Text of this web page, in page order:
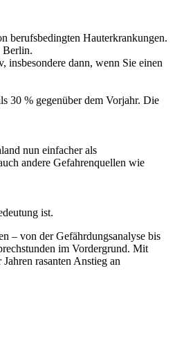
berufsbedingten Hauterkrankungen.
Berlin.
insbesondere dann, wenn Sie einen
30 % gegenüber dem Vorjahr. Die
nun einfacher als
andere Gefahrenquellen wie
ist.
– von der Gefährdungsanalyse bis
im Vordergrund. Mit
rasanten Anstieg an